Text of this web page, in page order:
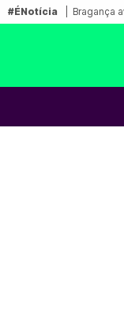
#ÉNotícia Bragança